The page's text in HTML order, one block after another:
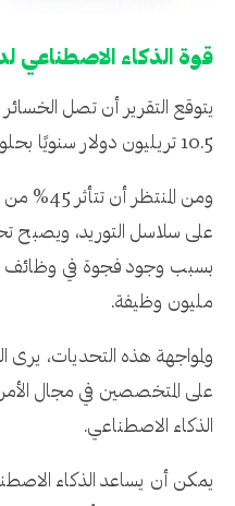
قوة الذكاء الاصطناعي
يتوقع التقرير أن تصل الخسائر
10.5 تريليون دولار سنويًا بحلول عام 2025.
ومن
على سلاسل التوريد، ويصبح
مليون وظيفة.
على المتخصصين في مجال الأمن
الذكاء الاصطناعي.
يمكن أن يساعد الذكاء